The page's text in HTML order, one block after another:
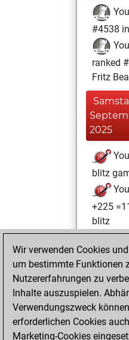
#4538
ranked
Fritz
2025
blitz
+225
blitz
2025
against
Wir verwenden Cookies
um bestimmte Funktionen
Nutzererfahrungen zu
Inhalte auszuspielen.
Verwendungszweck
erforderlichen Cookies
Marketing-Cookies